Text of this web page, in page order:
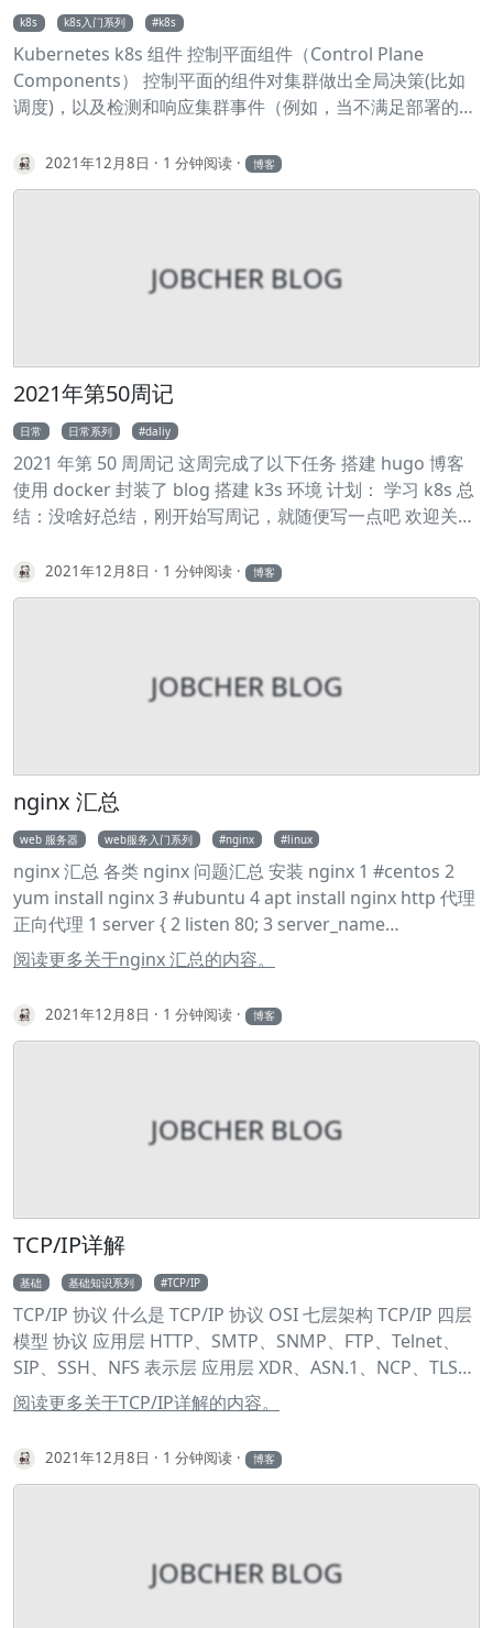
k8s k8s入门系列 k8s
Kubernetes k8s 组件 控制平面组件（Control Plane
Components） 控制平面的组件对集群做出全局决策(比如
调度)，以及检测和响应集群事件（例如，当不满足部署的
务器是 Kubernetes 控制面的组件， 该组件公开了
Kubernetes API。 API 服务器是 Kubernetes 控制面的前
kube-scheduler 控制平面组件，负责监视新创建的、未指
定运行节点（node）的 Pods，选择节点让 Pod 在上面运
入特定云的控制逻辑的 控制平面组件。 云控制器管理器使得
你可以将你的集群连接到云提供商的 API 之上， 并将与该云
平台交互的组件同与你的集群交互的组件分离开来。 Node
组件 节点组件在每个节点上运行，维护运行的 Pod 并提供
Kubernetes 运行环境。 kubelet 一个在集群中每个节点
（node）上运行的代理。 它保证容器（containers）都 运
行在 Pod 中。 kube-proxy kube-proxy 是集群中每个节点
念的一部分。 容器运行时（Container Runtime） 容器运行
环境是负责运行容器的软件。 Kubernetes 支持多个容器运
2021年12月8日 1 分钟阅读 博客
JOBCHER BLOG
2021年第50周记
日常 日常系列 daliy
2021 年第 50 周周记 这周完成了以下任务 搭建 hugo 博客
使用 docker 封装了 blog 搭建 k3s 环境 计划： 学习 k8s 总
结：没啥好总结，刚开始写周记，就随便写一点吧 欢迎关注
2021年12月8日 1 分钟阅读 博客
JOBCHER BLOG
nginx 汇总
web 服务器 web服务入门系列 nginx linux
nginx 汇总 各类 nginx 问题汇总 安装 nginx 1 #centos 2
yum install nginx 3 #ubuntu 4 apt install nginx http 代理
正向代理 1 server { 2 listen 80; 3 server_name
www.nbtyfood.com; 4 5 location / { 6 proxy_pass
http://127.0.0.1:8080; 7 } 8 } 反向代理 负载均衡 1
upstream mysvr { 2 server 192.168.10.121:3333; 3 server
192.168.10.122:3333; 4 } 5 server { 6 .... 7 location ~*^.+$
阅读更多关于nginx 汇总的内容。
2021年12月8日 1 分钟阅读 博客
JOBCHER BLOG
TCP/IP详解
基础 基础知识系列 TCP/IP
TCP/IP 协议 什么是 TCP/IP 协议 OSI 七层架构 TCP/IP 四层
模型 协议 应用层 HTTP、SMTP、SNMP、FTP、Telnet、
SIP、SSH、NFS 表示层 应用层 XDR、ASN.1、NCP、TLS、
ASCII 会话层 sockets、SOCKS、PAP 传输层 传输层 TCP、
UDP、RTP、SCTP 网络层 网络互连层 IP、ICMP、IPX、
BGP、OSPF、RIP、IGRP、EIGRP 数据链路层 网络访问
（链接）层 以太网、令牌环、HDLC、帧中继、ISDN、
定一个进程地址 序号/序列号（Sequense Number，
阅读更多关于TCP/IP详解的内容。
2021年12月8日 1 分钟阅读 博客
JOBCHER BLOG